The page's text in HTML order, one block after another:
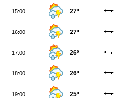
15:00 27º
16:00 27º
17:00 26º
18:00 26º
19:00 25º